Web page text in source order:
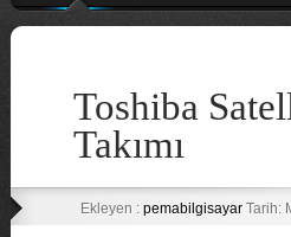
Toshiba
Takımı
Ekleyen : pemabilgisayarTarih: